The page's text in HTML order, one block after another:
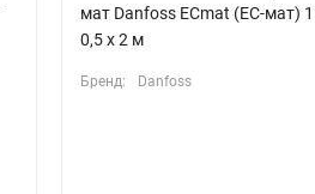
мат Danfoss ECmat (EC-мат)
0,5 x 2 м
Бренд: Danfoss